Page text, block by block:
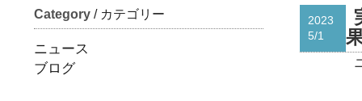
Category / カテゴリー
ニュース
ブログ
2023
5/1